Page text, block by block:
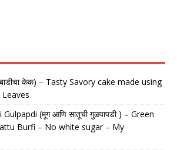
केक) – Tasty Savory cake made using
(मूग आणि सातूची गुळपापडी ) – Green
Burfi – No white sugar – My